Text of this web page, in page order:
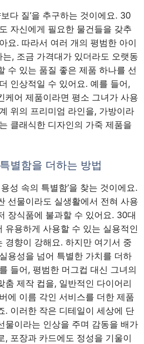
다 질’을 추구하는 것이에요. 30
자신에게 필요한 물건들을 갖추
요. 따라서 여러 개의 평범한 아이
, 조금 가격대가 있더라도 오랫동
수 있는 품질 좋은 제품 하나를 선
인상적일 수 있어요. 예를 들어,
케어 제품이라면 평소 그녀가 사용
위의 프리미엄 라인을, 가방이라
클래식한 디자인의 가죽 제품을
별함을 더하는 방법
성 속의 특별함’을 찾는 것이에요.
선물이라도 실생활에서 전혀 사용
장식품에 불과할 수 있어요. 30대
유용하게 사용할 수 있는 실용적인
경향이 강해요. 하지만 여기서 중
용성을 넘어 특별한 가치를 더하
들어, 평범한 머그컵 대신 그녀의
춤 제작 컵을, 일반적인 다이어리
에 이름 각인 서비스를 더한 제품
. 이러한 작은 디테일이 세상에 단
물이라는 인상을 주며 감동을 배가
, 포장과 카드에도 정성을 기울이